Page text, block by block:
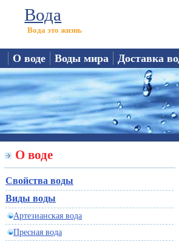
Вода
Вода это жизнь
О воде Воды мира Доставка
О воде
Свойства воды
Виды воды
Артезианская вода
Пресная вода